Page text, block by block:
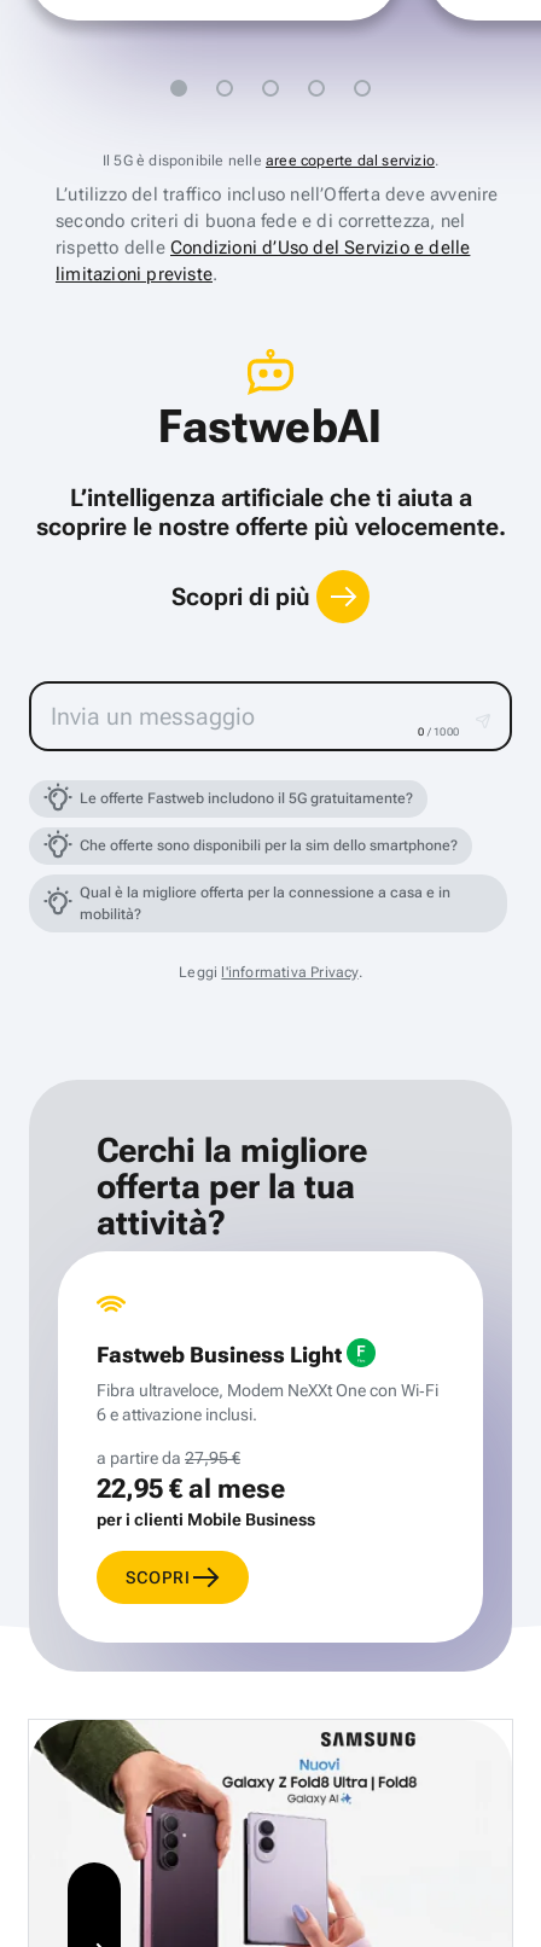
Il 5G è disponibile nelle aree coperte dal servizio.
L’utilizzo del traffico incluso nell’Offerta deve avvenire
secondo criteri di buona fede e di correttezza, nel
rispetto delle Condizioni d’Uso del Servizio e delle
limitazioni previste.
FastwebAI
L’intelligenza artificiale che ti aiuta a
scoprire le nostre offerte più velocemente.
Scopri di più
0 / 1000
Le offerte Fastweb includono il 5G gratuitamente?
Che offerte sono disponibili per la sim dello smartphone?
Qual è la migliore offerta per la connessione a casa e in
mobilità?
Leggi l'informativa Privacy.
Cerchi la migliore
offerta per la tua
attività?
Fastweb Business Light
Fibra ultraveloce, Modem NeXXt One con Wi‑Fi
6 e attivazione inclusi.
a partire da 27,95 €
22,95 €al mese
per i clienti Mobile Business
SCOPRI